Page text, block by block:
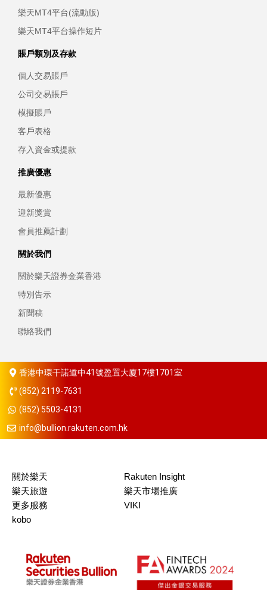
樂天MT4平台(流動版)
樂天MT4平台操作短片
賬戶類別及存款
個人交易賬戶
公司交易賬戶
模擬賬戶
客戶表格
存入資金或提款
推廣優惠
最新優惠
迎新獎賞
會員推薦計劃
關於我們
關於樂天證券金業香港
特別告示
新聞稿
聯絡我們
香港中環干諾道中41號盈置大廈17樓1701室
(852) 2119-7631
(852) 5503-4131
info@bullion.rakuten.com.hk
關於樂天
Rakuten Insight
樂天旅遊
樂天市場推廣
更多服務
VIKI
kobo